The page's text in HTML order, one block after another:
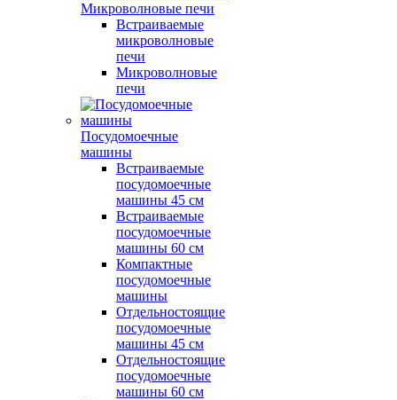
Микроволновые печи
Встраиваемые
микроволновые
печи
Микроволновые
печи
Посудомоечные
машины
Встраиваемые
посудомоечные
машины 45 см
Встраиваемые
посудомоечные
машины 60 см
Компактные
посудомоечные
машины
Отдельностоящие
посудомоечные
машины 45 см
Отдельностоящие
посудомоечные
машины 60 см